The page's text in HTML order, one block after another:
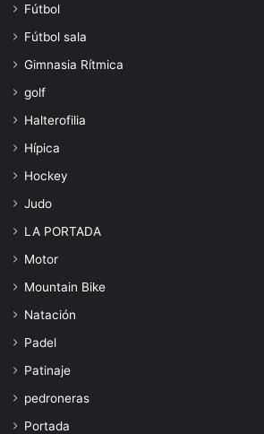
Fútbol
Fútbol sala
Gimnasia Rítmica
golf
Halterofilia
Hípica
Hockey
Judo
LA PORTADA
Motor
Mountain Bike
Natación
Padel
Patinaje
pedroneras
Portada